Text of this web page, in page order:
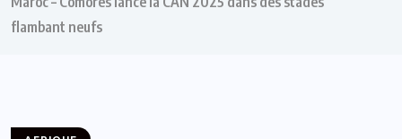
flambant neufs